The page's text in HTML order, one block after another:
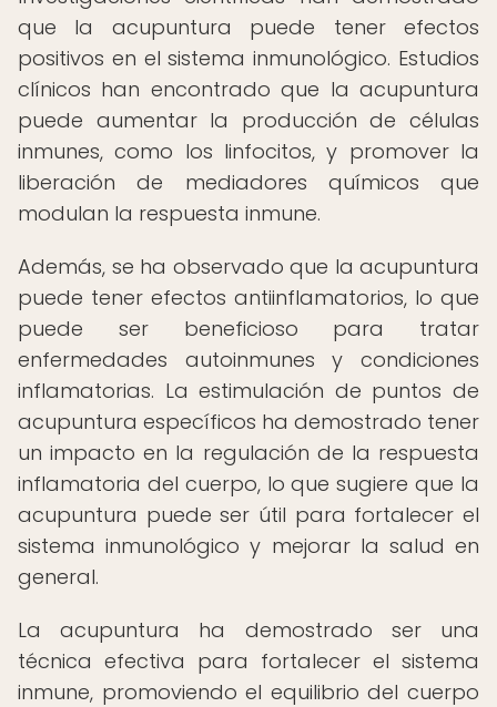
que la acupuntura puede tener efectos
positivos en el sistema inmunológico. Estudios
clínicos han encontrado que la acupuntura
puede aumentar la producción de células
inmunes, como los linfocitos, y promover la
liberación de mediadores químicos que
modulan la respuesta inmune.
Además, se ha observado que la acupuntura
puede tener efectos antiinflamatorios, lo que
puede ser beneficioso para tratar
enfermedades autoinmunes y condiciones
inflamatorias. La estimulación de puntos de
acupuntura específicos ha demostrado tener
un impacto en la regulación de la respuesta
inflamatoria del cuerpo, lo que sugiere que la
acupuntura puede ser útil para fortalecer el
sistema inmunológico y mejorar la salud en
general.
La acupuntura ha demostrado ser una
técnica efectiva para fortalecer el sistema
inmune, promoviendo el equilibrio del cuerpo